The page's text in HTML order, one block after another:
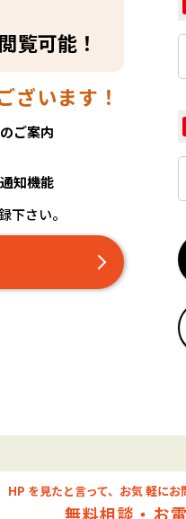
覧可能！
ざいます！
ご案内
知機能
下さい。
HP を見たと言って、お気 軽にお
無料相談・お